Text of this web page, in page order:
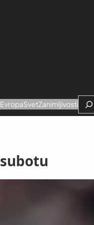
EvropaSvetZanimljivosti